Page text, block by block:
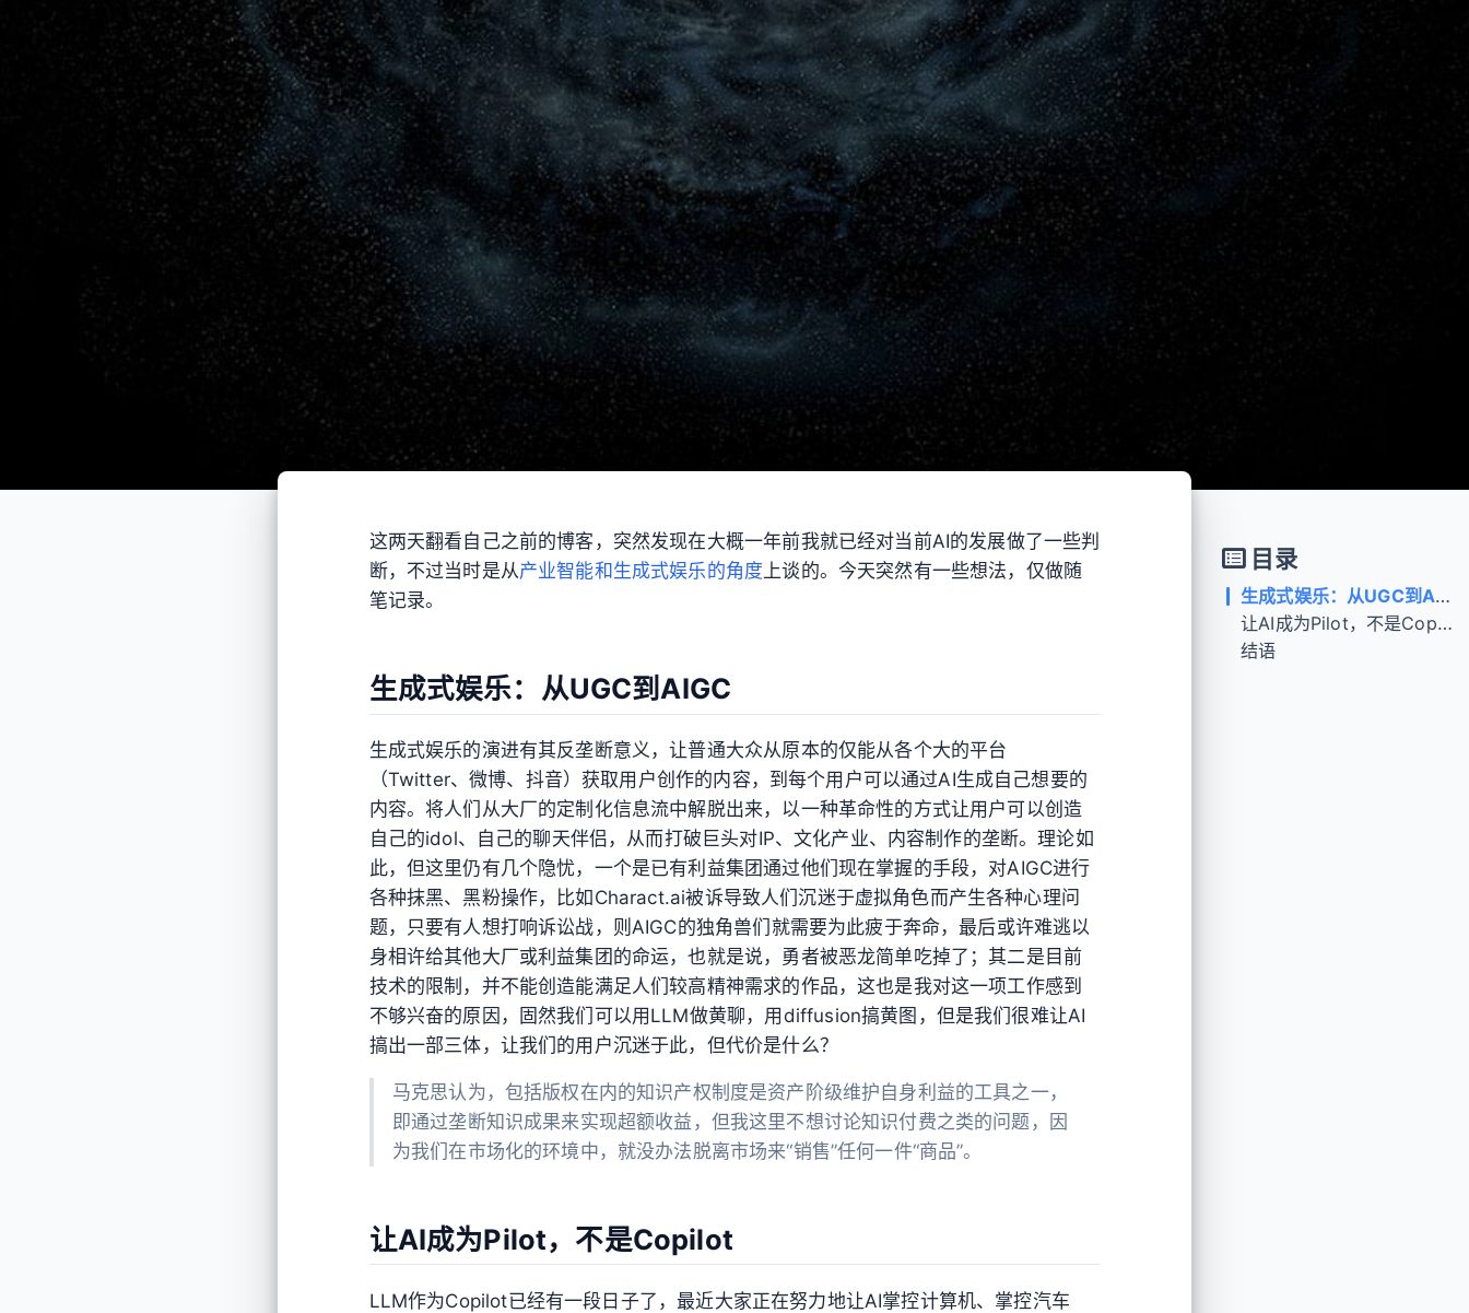
这两天翻看自己之前的博客，突然发现在大概一年前我就已经对当前AI的发展做了一些判
断，不过当时是从产业智能和生成式娱乐的角度上谈的。今天突然有一些想法，仅做随
笔记录。
生成式娱乐：从UGC到AIGC
生成式娱乐的演进有其反垄断意义，让普通大众从原本的仅能从各个大的平台
（Twitter、微博、抖音）获取用户创作的内容，到每个用户可以通过AI生成自己想要的
内容。将人们从大厂的定制化信息流中解脱出来，以一种革命性的方式让用户可以创造
自己的idol、自己的聊天伴侣，从而打破巨头对IP、文化产业、内容制作的垄断。理论如
此，但这里仍有几个隐忧，一个是已有利益集团通过他们现在掌握的手段，对AIGC进行
各种抹黑、黑粉操作，比如Charact.ai被诉导致人们沉迷于虚拟角色而产生各种心理问
题，只要有人想打响诉讼战，则AIGC的独角兽们就需要为此疲于奔命，最后或许难逃以
身相许给其他大厂或利益集团的命运，也就是说，勇者被恶龙简单吃掉了；其二是目前
技术的限制，并不能创造能满足人们较高精神需求的作品，这也是我对这一项工作感到
不够兴奋的原因，固然我们可以用LLM做黄聊，用diffusion搞黄图，但是我们很难让AI
搞出一部三体，让我们的用户沉迷于此，但代价是什么？
马克思认为，包括版权在内的知识产权制度是资产阶级维护自身利益的工具之一，
即通过垄断知识成果来实现超额收益，但我这里不想讨论知识付费之类的问题，因
为我们在市场化的环境中，就没办法脱离市场来“销售”任何一件“商品”。
让AI成为Pilot，不是Copilot
LLM作为Copilot已经有一段日子了，最近大家正在努力地让AI掌控计算机、掌控汽车
目录
生成式娱乐：从UGC到AIGC
让AI成为Pilot，不是Copilot
结语